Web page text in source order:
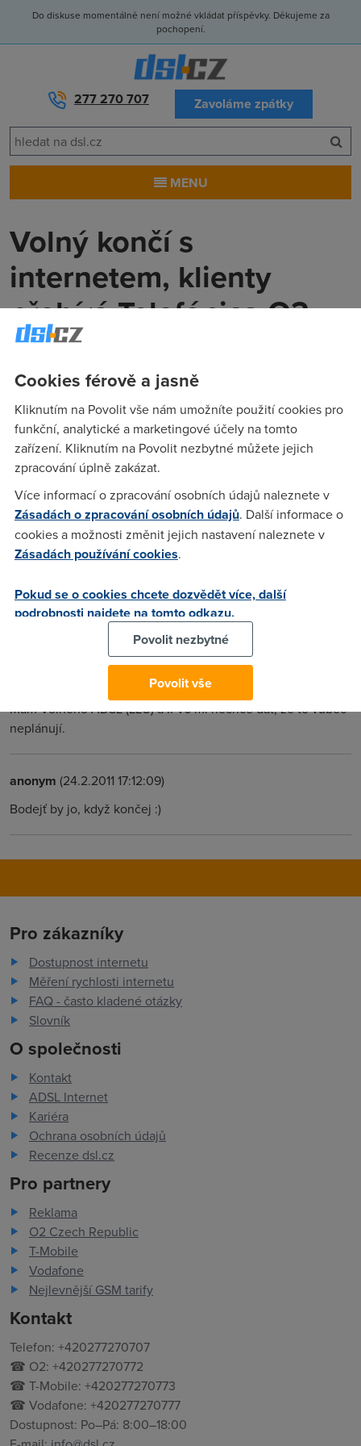
Do diskuse momentálně není možné vkládat příspěvky. Děkujeme za
pochopení.
277 270 707 Zavoláme zpátky
MENU
Volný končí s
internetem, klienty
přebírá Telefónica O2
Další změna na českém telekomunikačním trhu. Telefónica
O2 přebírá rezidentní zákazníky operátora Volný. Operátoři
spolu uzavřeli dohodu, díky které přes 13 tisíc klientů
Volného přejde pod křídla Telefónicy O2. Volný s
poskytování připojení končí.
anonym(15.2.2011 22:25:29)
Nebyl Volný nebo Dial Telecom ten ISP, co poskytoval IPv6?
Volného věděla jako vždy nic a ještě kalila vodu, že to
nedělaj ... Takže to by mohli kyslíci přijít s IPv6 ještě dřív než
(16.2.2011 12:34:06)
Mám Volného ADSL (LLU) a IPv6 mi nechce dát, že to vůbec
neplánují.
anonym (24.2.2011 17:12:09)
Bodejť by jo, když končej :)
Pro zákazníky
Dostupnost internetu
Měření rychlosti internetu
FAQ - často kladené otázky
Slovník
O společnosti
Kontakt
ADSL Internet
Kariéra
Ochrana osobních údajů
Recenze dsl.cz
Pro partnery
Reklama
O2 Czech Republic
T-Mobile
Vodafone
Nejlevnější GSM tarify
Kontakt
Telefon: +420277270707
☎ O2: +420277270772
☎ T-Mobile: +420277270773
☎ Vodafone: +420277270777
Dostupnost: Po–Pá: 8:00–18:00
Cookies férově a jasně
Kliknutím na Povolit vše nám umožníte použití cookies pro
funkční, analytické a marketingové účely na tomto
zařízení. Kliknutím na Povolit nezbytné můžete jejich
zpracování úplně zakázat.
Více informací o zpracování osobních údajů naleznete v
Zásadách o zpracování osobních údajů. Další informace o
cookies a možnosti změnit jejich nastavení naleznete v
Zásadách používání cookies.
Pokud se o cookies chcete dozvědět více, další
podrobnosti najdete na tomto odkazu.
Povolit nezbytné
Povolit vše